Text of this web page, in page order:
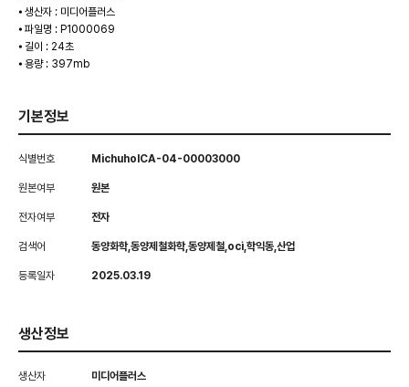
⦁ 생산자 : 미디어플러스
⦁ 파일명 : P1000069
⦁ 길이 : 24초
⦁ 용량 : 397mb
기본정보
식별번호 MichuholCA-04-00003000
원본여부 원본
전자여부 전자
검색어 동양화학,동양제철화학,동양제철,oci,학익동,산업
등록일자 2025.03.19
생산정보
생산자 미디어플러스